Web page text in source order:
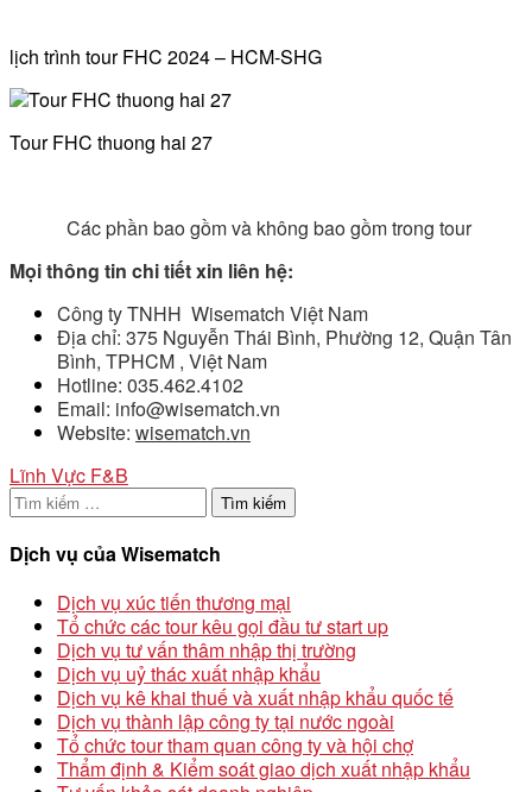
lịch trình tour FHC 2024 – HCM-SHG
Tour FHC thuong hai 27
Các phần bao gồm và không bao gồm trong tour
Mọi thông tin chi tiết xin liên hệ:
Công ty TNHH Wisematch Việt Nam
Địa chỉ: 375 Nguyễn Thái Bình, Phường 12, Quận Tân
Bình, TPHCM , Việt Nam
Hotline: 035.462.4102
Email: info@wisematch.vn
Website: wisematch.vn
Lĩnh Vực F&B
Tìm
kiếm
cho:
Dịch vụ của Wisematch
Dịch vụ xúc tiến thương mại
Tổ chức các tour kêu gọi đầu tư start up
Dịch vụ tư vấn thâm nhập thị trường
Dịch vụ uỷ thác xuất nhập khẩu
Dịch vụ kê khai thuế và xuất nhập khẩu quốc tế
Dịch vụ thành lập công ty tại nước ngoài
Tổ chức tour tham quan công ty và hội chợ
Thẩm định & Kiểm soát giao dịch xuất nhập khẩu